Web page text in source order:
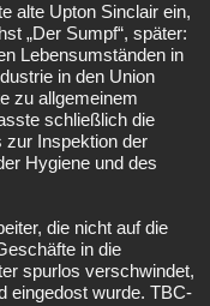
alte Upton Sinclair ein,
„Der Sumpf“, später:
Lebensumständen in
in den Union
zu allgemeinem
schließlich die
zur Inspektion der
Hygiene und des
die nicht auf die
in die
spurlos verschwindet,
eingedost wurde. TBC-